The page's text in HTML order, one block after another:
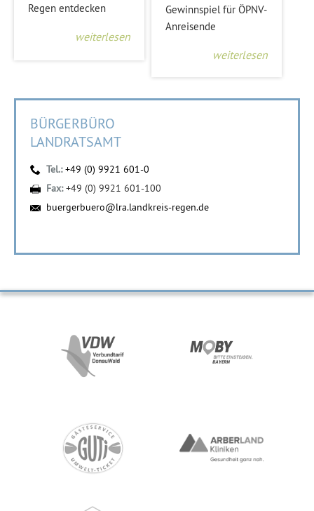
Regen entdecken
weiterlesen
Gewinnspiel für ÖPNV-
Anreisende
weiterlesen
BÜRGERBÜRO
LANDRATSAMT
Tel.:+49 (0) 9921 601-0
Fax:+49 (0) 9921 601-100
buergerbuero@lra.landkreis-regen.de